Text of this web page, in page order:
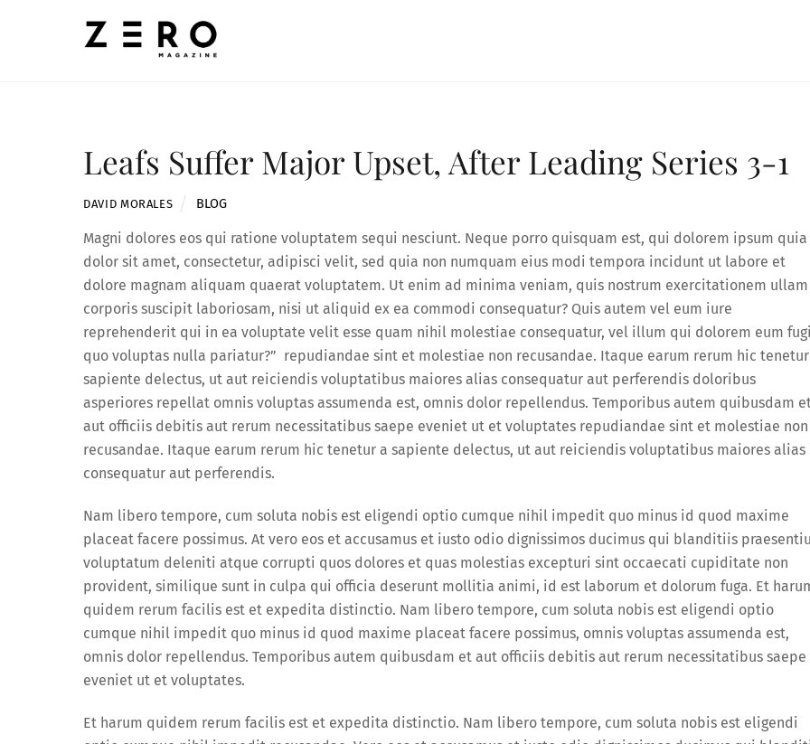
Leafs Suffer Major Upset, After Leading Series 3-1
DAVID MORALES BLOG
Magni dolores eos qui ratione voluptatem sequi nesciunt. Neque porro quisquam est, qui dolorem ipsum quia
dolor sit amet, consectetur, adipisci velit, sed quia non numquam eius modi tempora incidunt ut labore et
dolore magnam aliquam quaerat voluptatem. Ut enim ad minima veniam, quis nostrum exercitationem ullam
corporis suscipit laboriosam, nisi ut aliquid ex ea commodi consequatur? Quis autem vel eum iure
reprehenderit qui in ea voluptate velit esse quam nihil molestiae consequatur, vel illum qui dolorem eum
quo voluptas nulla pariatur?” repudiandae sint et molestiae non recusandae. Itaque earum rerum hic
sapiente delectus, ut aut reiciendis voluptatibus maiores alias consequatur aut perferendis doloribus
asperiores repellat omnis voluptas assumenda est, omnis dolor repellendus. Temporibus autem quibusdam
aut officiis debitis aut rerum necessitatibus saepe eveniet ut et voluptates repudiandae sint et molestiae non
recusandae. Itaque earum rerum hic tenetur a sapiente delectus, ut aut reiciendis voluptatibus maiores alias
consequatur aut perferendis.
Nam libero tempore, cum soluta nobis est eligendi optio cumque nihil impedit quo minus id quod maxime
placeat facere possimus. At vero eos et accusamus et iusto odio dignissimos ducimus qui blanditiis
voluptatum deleniti atque corrupti quos dolores et quas molestias excepturi sint occaecati cupiditate non
provident, similique sunt in culpa qui officia deserunt mollitia animi, id est laborum et dolorum fuga. Et
quidem rerum facilis est et expedita distinctio. Nam libero tempore, cum soluta nobis est eligendi optio
cumque nihil impedit quo minus id quod maxime placeat facere possimus, omnis voluptas assumenda est,
omnis dolor repellendus. Temporibus autem quibusdam et aut officiis debitis aut rerum necessitatibus saepe
eveniet ut et voluptates.
Et harum quidem rerum facilis est et expedita distinctio. Nam libero tempore, cum soluta nobis est eligendi